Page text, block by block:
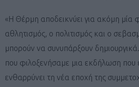
«Η Θέρμη αποδεικνύει για ακόμη μία
αθλητισμός, ο πολιτισμός και ο
μπορούν να συνυπάρξουν
που φιλοξενήσαμε μια εκδήλωση που
ενθαρρύνει τη νέα εποχή της